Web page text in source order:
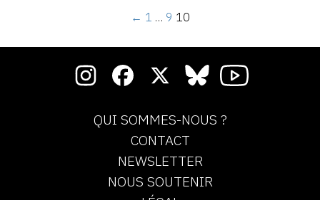
← 1 … 9 10
QUI SOMMES-NOUS ?
CONTACT
NEWSLETTER
NOUS SOUTENIR